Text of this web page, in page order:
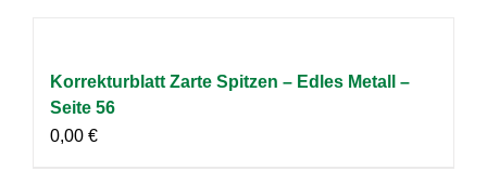
Korrekturblatt Zarte Spitzen – Edles Metall –
Seite 56
0,00 €